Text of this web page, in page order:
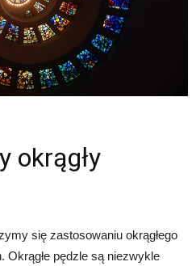
okrągły
się zastosowaniu okrągłego
Okrągłe pędzle są niezwykle